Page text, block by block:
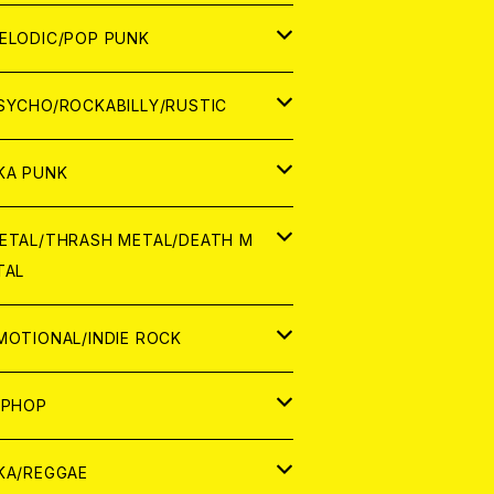
ログ
ログ
POP PUNK
ROCKABILLY/RUSTIC
PUNK
THRASH METAL/DEATH M
INDIE ROCK
REGGAE